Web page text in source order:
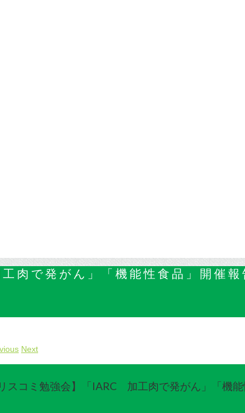
肉で発がん」「機能性食品」開催報
Next
リスコミ勉強会】「IARC 加工肉で発がん」「機